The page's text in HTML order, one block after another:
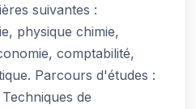
suivantes :
physique chimie,
comptabilité,
Parcours d'études :
de